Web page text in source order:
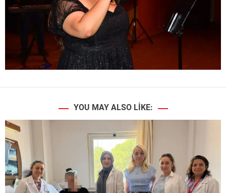
YOU MAY ALSO LIKE: